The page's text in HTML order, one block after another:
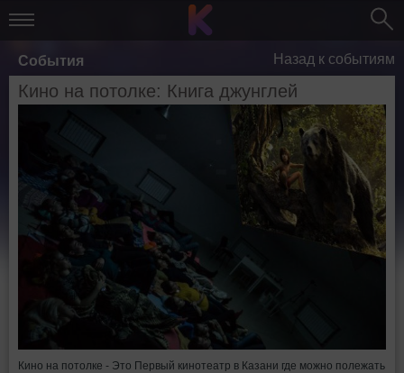
События Назад к событиям
Кино на потолке: Книга джунглей
Кино на потолке - Это Первый кинотеатр в Казани где можно полежать